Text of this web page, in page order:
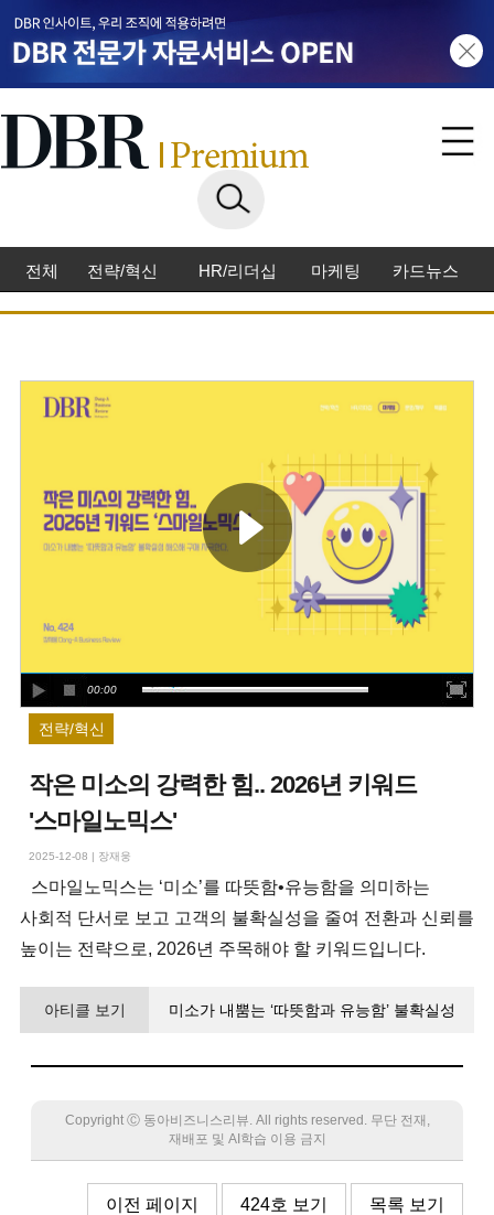
전체 전략/혁신 HR/리더십 마케팅 카드뉴스
00:00
전략/혁신
작은 미소의 강력한 힘.. 2026년 키워드
'스마일노믹스'
2025-12-08 | 장재웅
스마일노믹스는 ‘미소’를 따뜻함•유능함을 의미하는
사회적 단서로 보고 고객의 불확실성을 줄여 전환과 신뢰를
높이는 전략으로, 2026년 주목해야 할 키워드입니다.
아티클 보기
미소가 내뿜는 ‘따뜻함과 유능함’ 불확실성
Copyright Ⓒ 동아비즈니스리뷰. All rights reserved. 무단 전재,
재배포 및 AI학습 이용 금지
이전 페이지 424호 보기 목록 보기